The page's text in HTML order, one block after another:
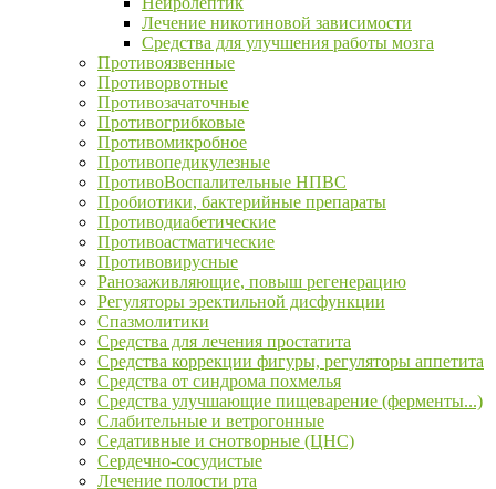
Лечение никотиновой зависимости
Средства для улучшения работы мозга
Противоязвенные
Противорвотные
Противозачаточные
Противогрибковые
Противомикробное
Противопедикулезные
ПротивоВоспалительные НПВС
Пробиотики, бактерийные препараты
Противодиабетические
Противоастматические
Противовирусные
Ранозаживляющие, повыш регенерацию
Регуляторы эректильной дисфункции
Спазмолитики
Средства для лечения простатита
Средства коррекции фигуры, регуляторы аппетита
Средства от синдрома похмелья
Средства улучшающие пищеварение (ферменты...)
Слабительные и ветрогонные
Седативные и снотворные (ЦНС)
Сердечно-сосудистые
Лечение полости рта